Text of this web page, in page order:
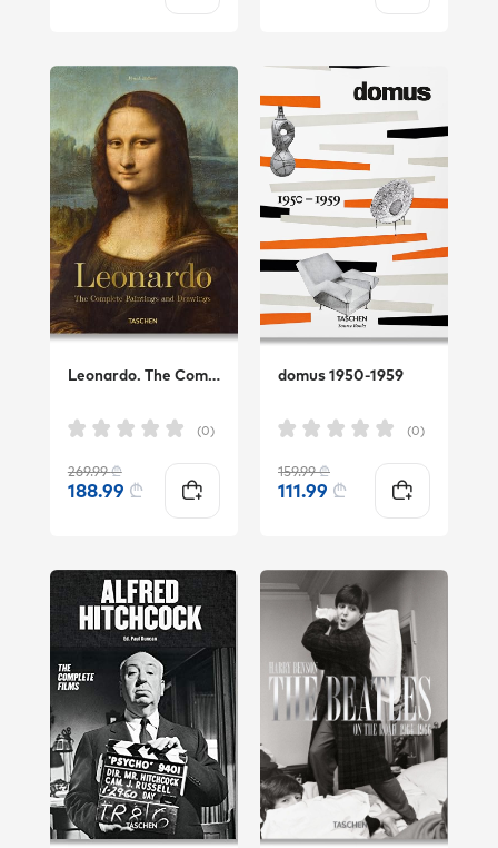
Leonardo. The Complete Paintings and Drawings
(0)
269.99₾
188.99 ₾
domus 1950-1959
(0)
159.99₾
111.99 ₾